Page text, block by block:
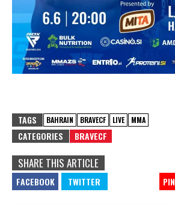
TAGS BAHRAIN BRAVECF LIVE MMA
CATEGORIES BRAVECF
SHARE THIS ARTICLE